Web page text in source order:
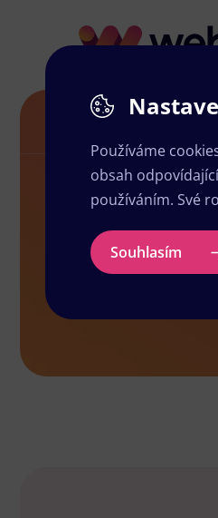
Grafika a
Používáme
obsah
používáním. Své
Souhlasím